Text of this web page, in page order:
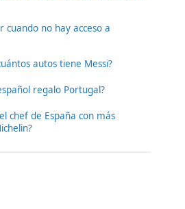
cuando no hay acceso a
autos tiene Messi?
regalo Portugal?
chef de España con más